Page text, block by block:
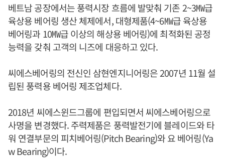
베트남 공장에서는 풍력시장 흐름에 발맞춰 기존 2~3㎿급
육상용 베어링 생산 체제에서, 대형제품(4~6㎿급 육상용
베어링과 10㎿급 이상의 해상용 베어링)에 최적화된 공정
능력을 갖춰 고객의 니즈에 대응하고 있다.
씨에스베어링의 전신인 삼현엔지니어링은 2007년 11월 설
립된 풍력용 베어링 제조업체다.
2018년 씨에스윈드그룹에 편입되면서 씨에스베어링으로
사명을 변경했다. 주력제품은 풍력발전기에 블레이드와 타
워 연결부문의 피치베어링(Pitch Bearing)와 요 베어링(Ya
w Bearing)이다.